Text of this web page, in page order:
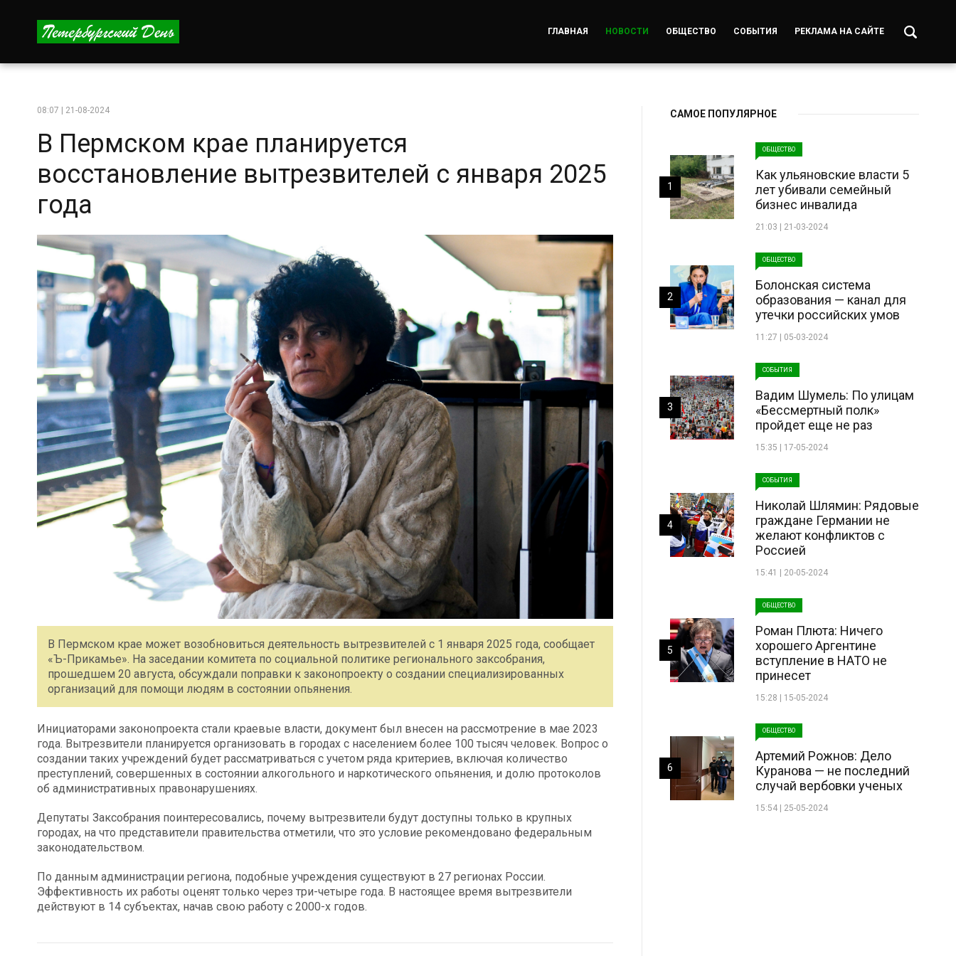
ГЛАВНАЯ НОВОСТИ ОБЩЕСТВО СОБЫТИЯ РЕКЛАМА НА САЙТЕ
08:07 | 21-08-2024
В Пермском крае планируется
восстановление вытрезвителей с января 2025
года
В Пермском крае может возобновиться деятельность вытрезвителей с 1 января 2025 года, сообщает
«Ъ-Прикамье». На заседании комитета по социальной политике регионального заксобрания,
прошедшем 20 августа, обсуждали поправки к законопроекту о создании специализированных
организаций для помощи людям в состоянии опьянения.
Инициаторами законопроекта стали краевые власти, документ был внесен на рассмотрение в мае 2023
года. Вытрезвители планируется организовать в городах с населением более 100 тысяч человек. Вопрос о
создании таких учреждений будет рассматриваться с учетом ряда критериев, включая количество
преступлений, совершенных в состоянии алкогольного и наркотического опьянения, и долю протоколов
об административных правонарушениях.
Депутаты Заксобрания поинтересовались, почему вытрезвители будут доступны только в крупных
городах, на что представители правительства отметили, что это условие рекомендовано федеральным
законодательством.
По данным администрации региона, подобные учреждения существуют в 27 регионах России.
Эффективность их работы оценят только через три-четыре года. В настоящее время вытрезвители
действуют в 14 субъектах, начав свою работу с 2000-х годов.
САМОЕ ПОПУЛЯРНОЕ
ОБЩЕСТВО
Как ульяновские власти 5
лет убивали семейный
бизнес инвалида
21:03 | 21-03-2024
1
ОБЩЕСТВО
Болонская система
образования — канал для
утечки российских умов
11:27 | 05-03-2024
2
СОБЫТИЯ
Вадим Шумель: По улицам
«Бессмертный полк»
пройдет еще не раз
15:35 | 17-05-2024
3
СОБЫТИЯ
Николай Шлямин: Рядовые
граждане Германии не
желают конфликтов с
Россией
15:41 | 20-05-2024
4
ОБЩЕСТВО
Роман Плюта: Ничего
хорошего Аргентине
вступление в НАТО не
принесет
15:28 | 15-05-2024
5
ОБЩЕСТВО
Артемий Рожнов: Дело
Куранова — не последний
случай вербовки ученых
15:54 | 25-05-2024
6